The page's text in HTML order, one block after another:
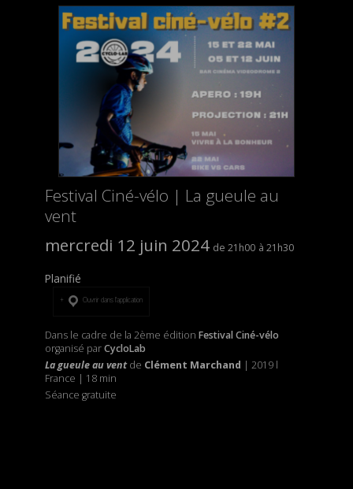
Festival Ciné-vélo | La gueule au
vent
mercredi 12 juin 2024
21h00 21h30
Planifié
Ouvrir dans l’application
Dans le cadre de la 2ème édition Festival Ciné-vélo
organisé parCycloLab
La gueule au ventde Clément Marchand | 2019 l
France | 18 min
Séance gratuite